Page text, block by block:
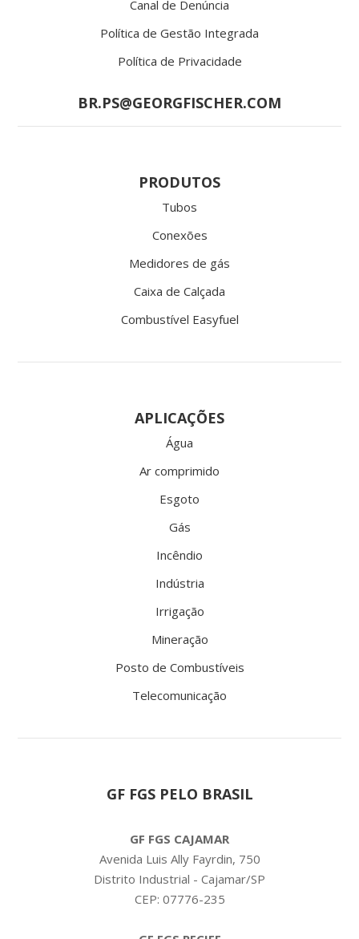
Canal de Denúncia
Política de Gestão Integrada
Política de Privacidade
BR.PS@GEORGFISCHER.COM
PRODUTOS
Tubos
Conexões
Medidores de gás
Caixa de Calçada
Combustível Easyfuel
APLICAÇÕES
Água
Ar comprimido
Esgoto
Gás
Incêndio
Indústria
Irrigação
Mineração
Posto de Combustíveis
Telecomunicação
GF FGS PELO BRASIL
GF FGS CAJAMAR
Avenida Luis Ally Fayrdin, 750
Distrito Industrial - Cajamar/SP
CEP: 07776-235